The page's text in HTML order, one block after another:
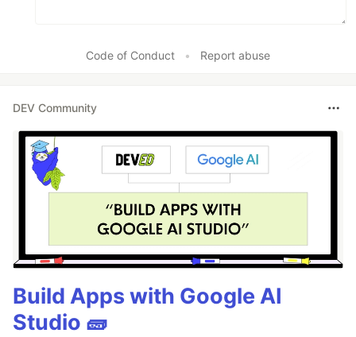
Code of Conduct • Report abuse
DEV Community
Build Apps with Google AI
Studio 🧱